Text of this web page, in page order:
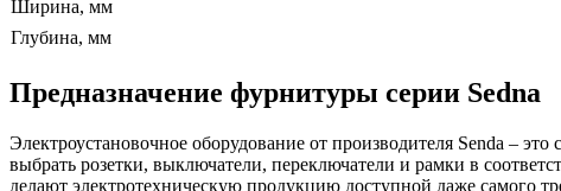
Ширина, мм
Глубина, мм
Предназначение фурнитуры серии Sedna
Электроустановочное оборудование от производителя Senda –
выбрать розетки, выключатели, переключатели и рамки в
делают электротехническую продукцию доступной даже самого